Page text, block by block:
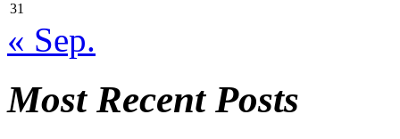
31
« Sep.
Most Recent Posts